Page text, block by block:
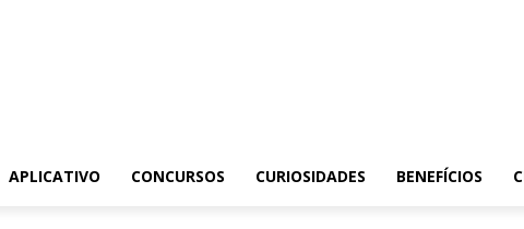
APLICATIVO CONCURSOS CURIOSIDADES BENEFÍCIOS